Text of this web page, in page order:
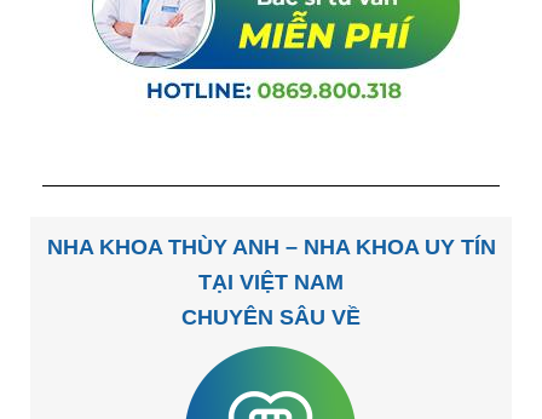
NHA KHOA THÙY ANH – NHA KHOA UY TÍN
TẠI VIỆT NAM
CHUYÊN SÂU VỀ